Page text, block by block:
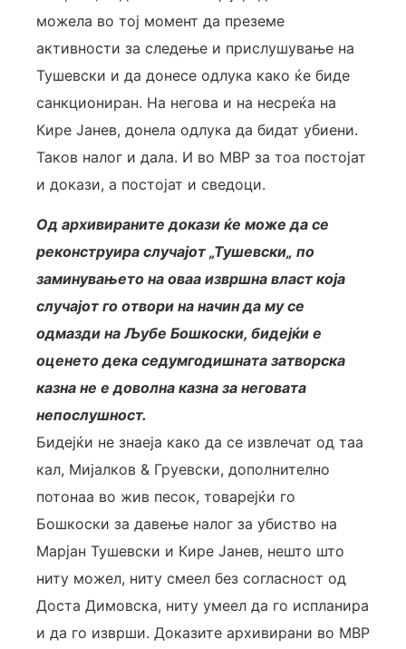
можела во тој момент да преземе
активности за следење и прислушување на
Тушевски и да донесе одлука како ќе биде
санкциониран. На негова и на несреќа на
Кире Јанев, донела одлука да бидат убиени.
Таков налог и дала. И во МВР за тоа постојат
и докази, а постојат и сведоци.
Од архивираните докази ќе може да се
реконструира случајот „Тушевски„ по
заминувањето на оваа извршна власт која
случајот го отвори на начин да му се
одмазди на Љубе Бошкоски, бидејќи е
оценето дека седумгодишната затворска
казна не е доволна казна за неговата
непослушност.
Бидејќи не знаеја како да се извлечат од таа
кал, Мијалков & Груевски, дополнително
потонаа во жив песок, товарејќи го
Бошкоски за давење налог за убиство на
Марјан Тушевски и Кире Јанев, нешто што
ниту можел, ниту смеел без согласност од
Доста Димовска, ниту умеел да го испланира
и да го изврши. Доказите архивирани во МВР